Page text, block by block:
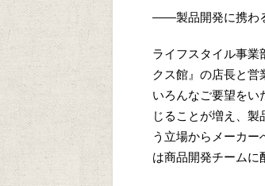
——製品開発に携わ
ライフスタイル事業
クス館』の店長と営
いろんなご要望をい
じることが増え、
う立場からメーカ
は商品開発チームに